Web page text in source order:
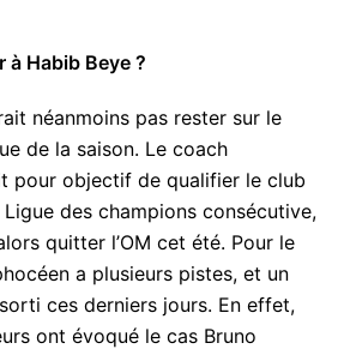
à Habib Beye ?
néanmoins pas rester sur le
de la saison. Le coach
pour objectif de qualifier le club
des champions consécutive,
quitter l’OM cet été. Pour le
a plusieurs pistes, et un
ces derniers jours. En effet,
ont évoqué le cas Bruno